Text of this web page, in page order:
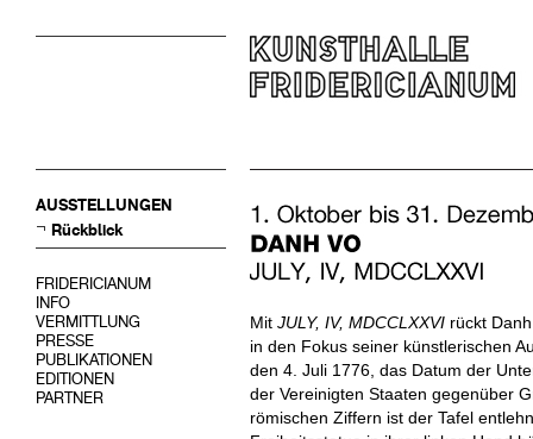
AUSSTELLUNGEN
Rückblick
FRIDERICIANUM
INFO
VERMITTLUNG
PRESSE
PUBLIKATIONEN
EDITIONEN
PARTNER
Mit JULY, IV, MDCCLXXVI rückt
in den Fokus seiner künstlerischen
den 4. Juli 1776, das Datum der
der Vereinigten Staaten gegenüber
römischen Ziffern ist der Tafel